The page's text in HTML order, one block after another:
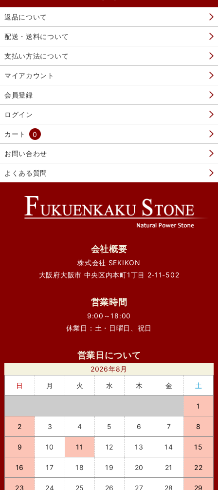
返品について
配送・送料について
支払い方法について
マイアカウント
会員登録
ログイン
カート 0
お問い合わせ
よくある質問
会社概要
株式会社 SEKIKON
大阪府大阪市 中央区内本町1丁目 2-11-502
営業時間
9:00～18:00
休業日：土・日曜日、祝日
営業日について
2026年8月
日
月 火 水 木 金 土
1
2 3 4 5 6 7 8
9 10 11 12 13 14 15
16 17 18 19 20 21 22
23 24 25 26 27 28 29